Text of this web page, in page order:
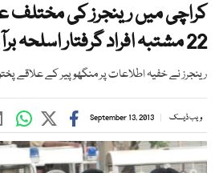
کراچی میں رینجرز کی مختلف
22 مشتبہ افراد گرفتار اسلحہ برآمد
رینجرز نے خفیہ اطلاعات پر منگھوپیر کے علاقے
ویب ڈیسک September 13, 2013